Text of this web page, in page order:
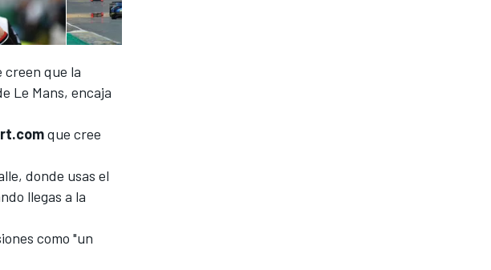
creen que la
Le Mans, encaja
que cree
donde usas el
llegas a la
como "un